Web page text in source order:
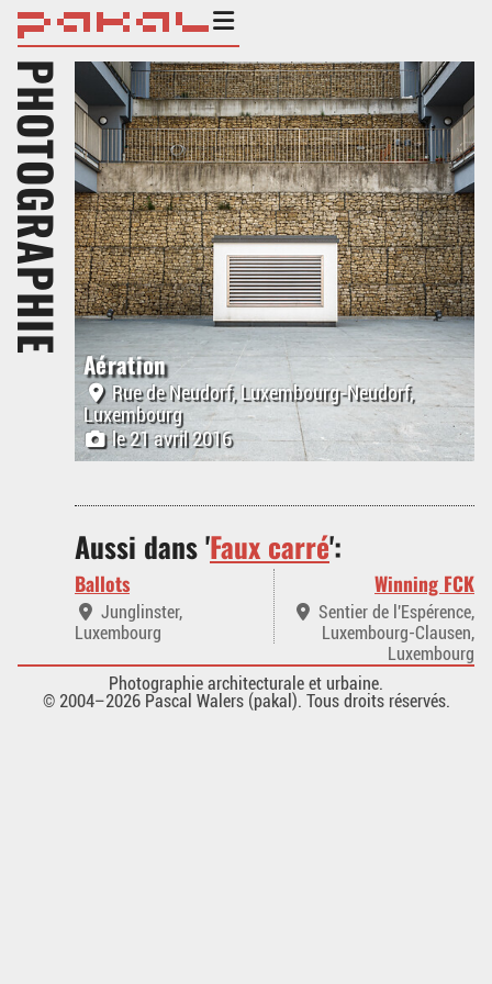
PHOTOGRAPHIE
Aération
Rue de Neudorf, Luxembourg-Neudorf,
Luxembourg
le 21 avril 2016
Aussi dans 'Faux carré':
Ballots
Junglinster,
Luxembourg
Winning FCK
Sentier de l'Espérence,
Luxembourg-Clausen,
Luxembourg
Photographie architecturale et urbaine.
© 2004–2026 Pascal Walers (pakal). Tous droits réservés.